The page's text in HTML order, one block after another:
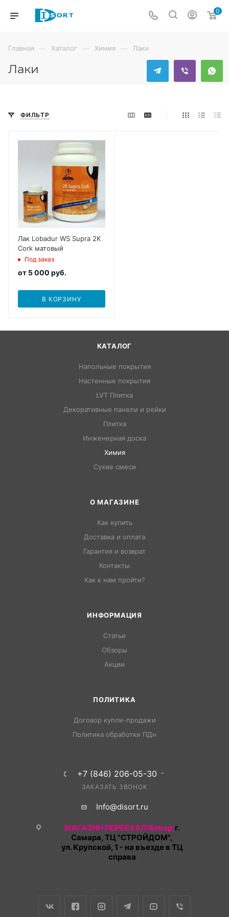
0
Главная — Каталог — Химия — Лаки
Лаки
ФИЛЬТР
Лак Lobadur WS Supra 2K
Cork матовый
Под заказ
от 5 000 руб.
В КОРЗИНУ
КАТАЛОГ
Напольные покрытия
Настенные покрытия
LVT Плитка
Декоративные панели и рейки
Плитка
Инженерная доска
Химия
Сухие смеси
О МАГАЗИНЕ
Как купить
Доставка и оплата
Гарантия и возврат
Контакты
Как к нам пройти?
ИНФОРМАЦИЯ
Статьи
Обзоры
Акции
ПОЛИТИКА
Договор купли-продажи
Политика обработки ПДн
+7 (846) 206-05-30
ЗАКАЗАТЬ ЗВОНОК
Info@disort.ru
МАГАЗИН ПЕРЕЕХАЛ!&nbsp;г.
Самара, ТЦ "СТРОЙДОМ",
ул. Крупской, 1 - на въезде в ТЦ
справа